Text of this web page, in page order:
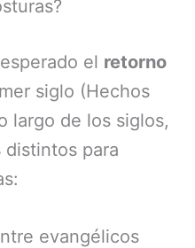
el retorno
siglo (Hechos
largo de los siglos,
distintos para
evangélicos